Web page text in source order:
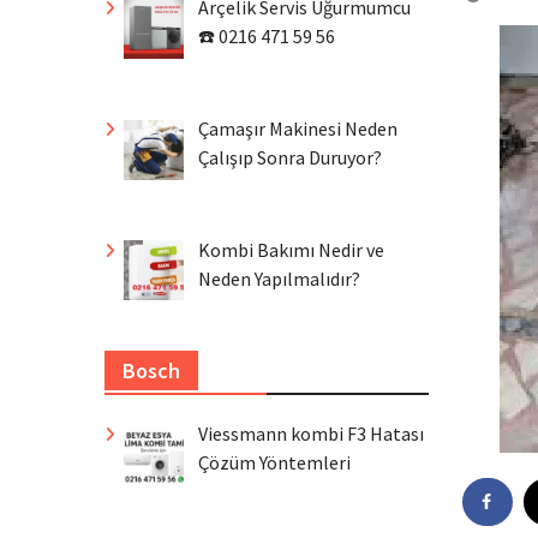
Arçelik Servis Uğurmumcu
☎️ 0216 471 59 56
Çamaşır Makinesi Neden
Çalışıp Sonra Duruyor?
Kombi Bakımı Nedir ve
Neden Yapılmalıdır?
Bosch
Viessmann kombi F3 Hatası
Çözüm Yöntemleri